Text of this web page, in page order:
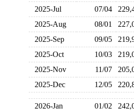
2025-Jul
07/04
2025-Aug
08/01
2025-Sep
09/05
2025-Oct
10/03
2025-Nov
11/07
2025-Dec
12/05
2026-Jan 01/02